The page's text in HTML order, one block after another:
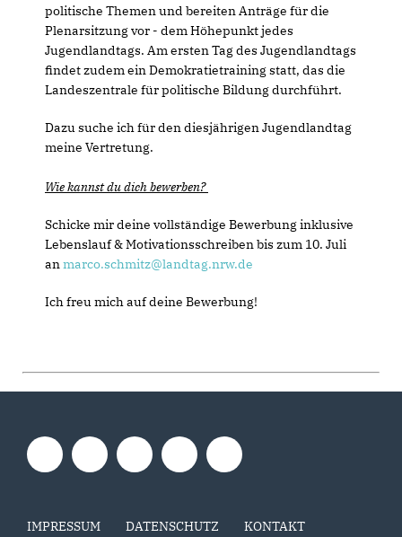
politische Themen und bereiten Anträge für die
Plenarsitzung vor - dem Höhepunkt jedes
Jugendlandtags. Am ersten Tag des Jugendlandtags
findet zudem ein Demokratietraining statt, das die
Landeszentrale für politische Bildung durchführt.
Dazu suche ich für den diesjährigen Jugendlandtag
meine Vertretung.
Wie kannst du dich bewerben?
Schicke mir deine vollständige Bewerbung inklusive
Lebenslauf & Motivationsschreiben bis zum 10. Juli
anmarco.schmitz@landtag.nrw.de
Ich freu mich auf deine Bewerbung!
IMPRESSUM DATENSCHUTZ KONTAKT